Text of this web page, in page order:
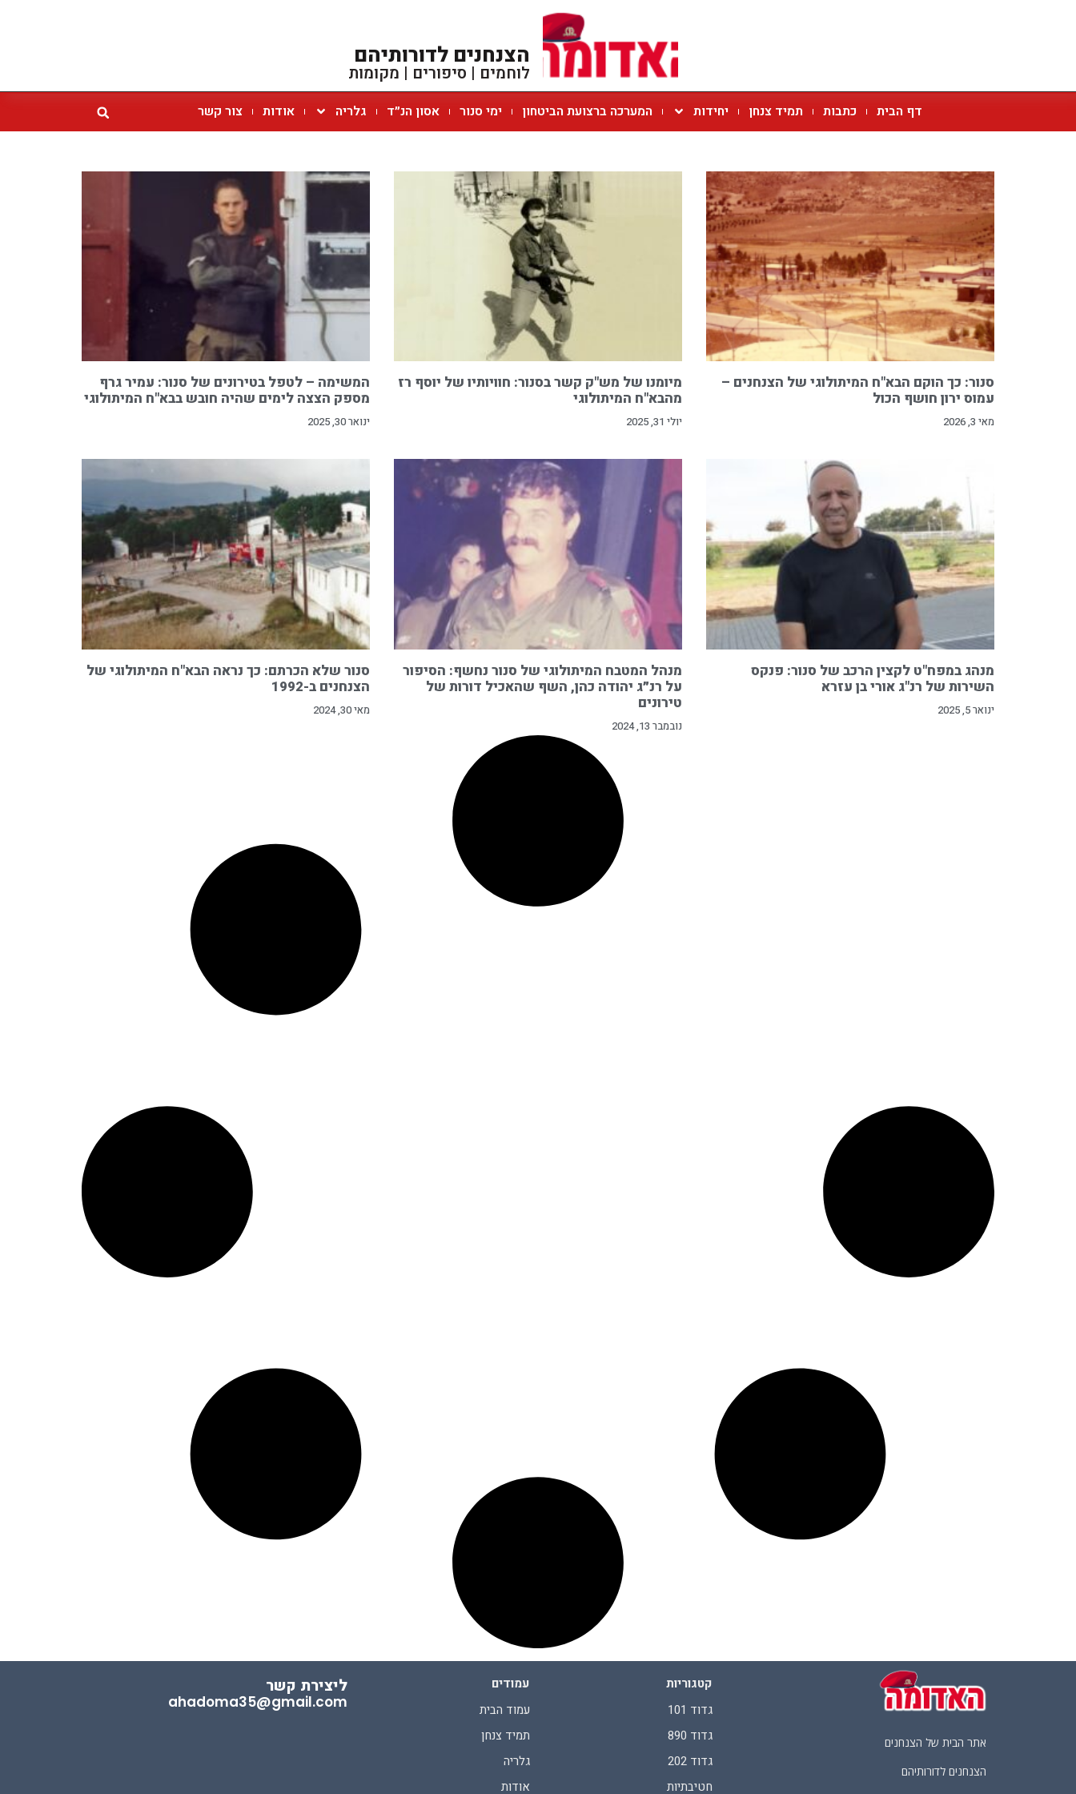
הצנחנים לדורותיהם
לוחמים | סיפורים | מקומות
דף הבית כתבות תמיד צנחן יחידות המערכה ברצועת הביטחון ימי סנור אסון הנ״ד גלריה אודות צור קשר
סנור: כך הוקם הבא"ח המיתולוגי של הצנחנים –
עמוס ירון חושף הכול
מאי 3, 2026
מיומנו של מש"ק קשר בסנור: חוויותיו של יוסף רז
מהבא"ח המיתולוגי
יולי 31, 2025
המשימה – לטפל בטירונים של סנור: עמיר גרף
מספק הצצה לימים שהיה חובש בבא"ח המיתולוגי
ינואר 30, 2025
מנהג במפח"ט לקצין הרכב של סנור: פנקס
השירות של רנ"ג אורי בן עזרא
ינואר 5, 2025
מנהל המטבח המיתולוגי של סנור נחשף: הסיפור
על רנ״ג יהודה כהן, השף שהאכיל דורות של
טירונים
נובמבר 13, 2024
סנור שלא הכרתם: כך נראה הבא"ח המיתולוגי של
הצנחנים ב-1992
מאי 30, 2024
אתר הבית של הצנחנים
הצנחנים לדורותיהם
קטגוריות
גדוד 101
גדוד 890
גדוד 202
חטיבתיות
עמודים
עמוד הבית
תמיד צנחן
גלריה
אודות
ליצירת קשר
ahadoma35@gmail.com